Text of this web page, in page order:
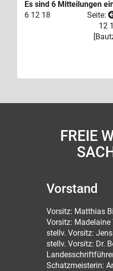
Es sind 6 Mitteilungen
6 12 18 Seite:
12
[
FREIE
Vorstand
Vorsitz: Matthias
Vorsitz: Madelaine
stellv. Vorsitz:
stellv. Vorsitz: Dr.
Schatzmeisterin: